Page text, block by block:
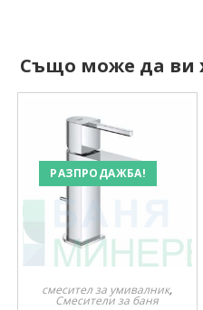
Също може да ви
РАЗПРОДАЖБА!
смесител за умивалник,
Смесители за баня